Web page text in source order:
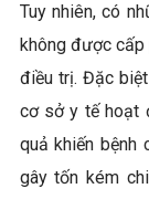
Tuy nhiên, có
không được cấp
điều trị. Đặc
cơ sở y tế hoạt
quả khiến bệnh
gây tốn kém